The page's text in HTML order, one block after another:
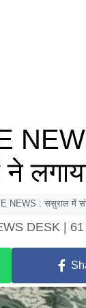
ने
NEWS : ​ससुराल में
DESK |